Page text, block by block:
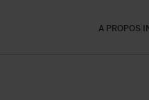
A PROPOS